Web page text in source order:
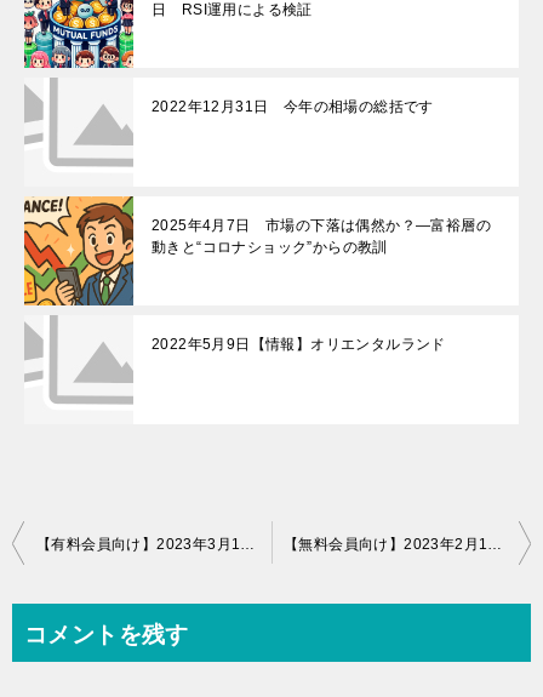
日 RSI運用による検証
2022年12月31日 今年の相場の総括です
2025年4月7日 市場の下落は偶然か？—富裕層の
動きと“コロナショック”からの教訓
2022年5月9日【情報】オリエンタルランド
投
ビ
【有料会員向け】2023年3月13日米国シリコンバレー銀行破綻 【無料会員向け】2023年2月14日シグネチャーバンク破綻
コメントを残す